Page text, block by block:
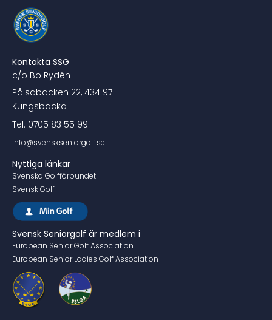
Kontakta SSG
c/o Bo Rydén
Pålsabacken 22, 434 97
Kungsbacka
Tel: 0705 83 55 99
Info@svenskseniorgolf.se
Nyttiga länkar
Svenska Golfförbundet
Svensk Golf
Svensk Seniorgolf är medlem i
European Senior Golf Association
European Senior Ladies Golf Association